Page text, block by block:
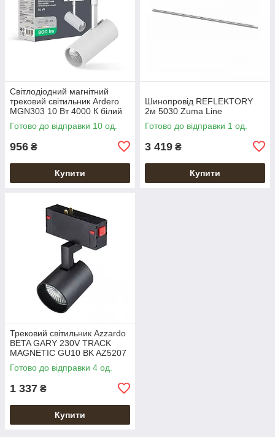
Світлодіодний магнітний
трековий світильник Ardero
MGN303 10 Вт 4000 К білий
Готово до відправки 10 од.
956 ₴
Купити
Шинопровід REFLEKTORY
2м 5030 Zuma Line
Готово до відправки 1 од.
3 419 ₴
Купити
Трековий світильник Azzardo
BETA GARY 230V TRACK
MAGNETIC GU10 BK AZ5207
Готово до відправки 4 од.
1 337 ₴
Купити